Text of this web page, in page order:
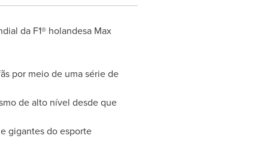
da F1® holandesa Max
por meio de uma série de
de alto nível desde que
gigantes do esporte